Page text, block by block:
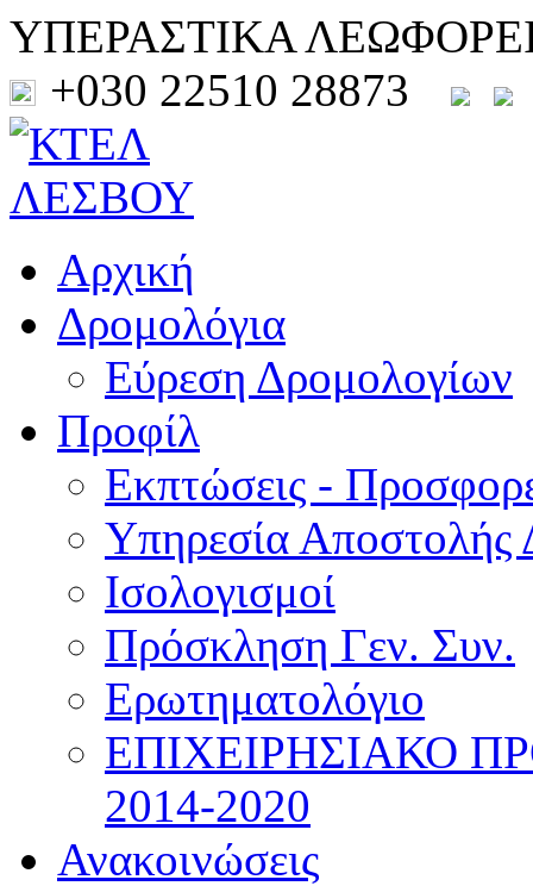
ΥΠΕΡΑΣΤΙΚΑ
+030 22510 28873
Αρχική
Δρομολόγια
Εύρεση Δρομολογίων
Προφίλ
Εκπτώσεις -
Υπηρεσία Αποστολής
Ισολογισμοί
Πρόσκληση Γεν. Συν.
Ερωτηματολόγιο
ΕΠΙΧΕΙΡΗΣΙΑΚΟ
2014-2020
Ανακοινώσεις